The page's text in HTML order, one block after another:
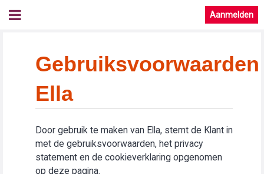
Aanmelden
Gebruiksvoorwaarden
Ella
Door gebruik te maken van Ella, stemt de Klant in
met de gebruiksvoorwaarden, het privacy
statement en de cookieverklaring opgenomen
op deze pagina.